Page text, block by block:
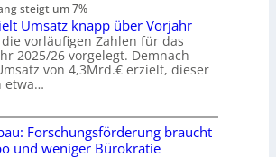
steigt um 7%
Umsatz knapp über Vorjahr
vorläufigen Zahlen für das
2025/26 vorgelegt. Demnach
von 4,3Mrd.€ erzielt, dieser
etwa…
Forschungsförderung braucht
und weniger Bürokratie